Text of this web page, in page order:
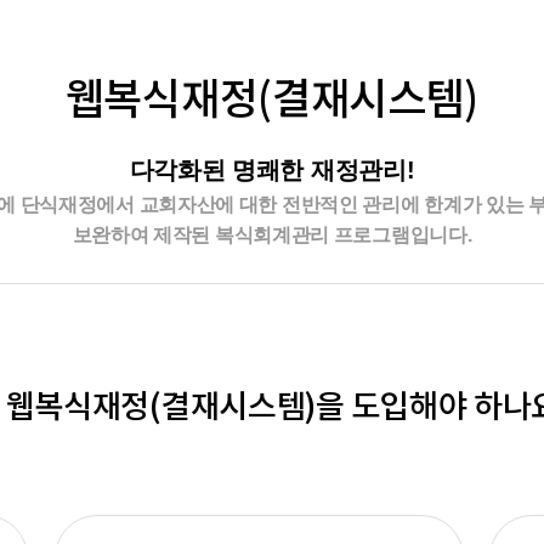
웹복식재정(결재시스템)
다각화된 명쾌한 재정관리!
단식재정에서 교회자산에 대한 전반적인 관리에 한계가 있는
보완하여 제작된 복식회계관리 프로그램입니다.
복식재정(결재시스템)을 도입해야 하나